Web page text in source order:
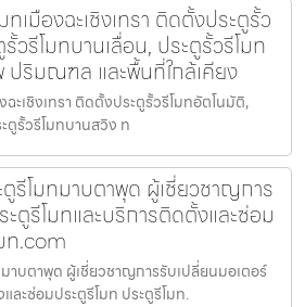
เมืองฉะเชิงเทรา ติดตั้งประตูรั้ว
วรีโมทบานเลื่อน, ประตูรั้วรีโมท
ปริมณฑล และพื้นที่ใกล้เคียง
ะเชิงเทรา ติดตั้งประตูรั้วรีโมทอัตโนมัติ,
ตูรั้วรีโมทบานสวิง ท
รีโมทมาบตาพุด ผู้เชี่ยวชาญการ
ตูรีโมทและบริการติดตั้งและซ่อม
ท.com
าบตาพุด ผู้เชี่ยวชาญการรับเปลี่ยนมอเตอร์
ละซ่อมประตูรีโมท ประตูรีโมท.